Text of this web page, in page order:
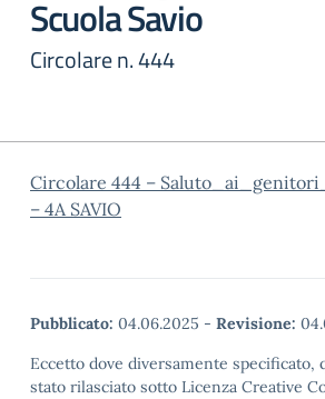
Scuola Savio
Circolare n. 444
Circolare 444 –
– 4A SAVIO
Pubblicato: 04.06.2025 - Revisione:
Eccetto dove diversamente specificato,
stato rilasciato sotto Licenza Creative